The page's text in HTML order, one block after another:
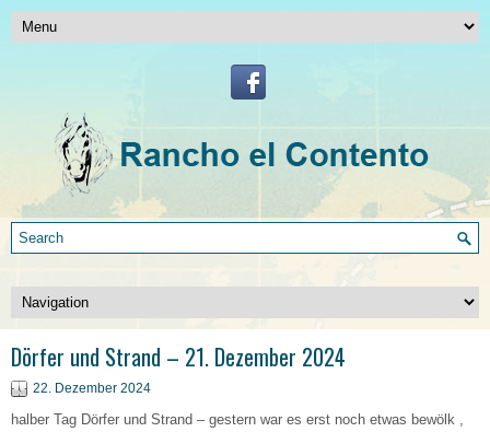
Dörfer und Strand – 21. Dezember 2024
22. Dezember 2024
halber Tag Dörfer und Strand – gestern war es erst noch etwas bewölk ,